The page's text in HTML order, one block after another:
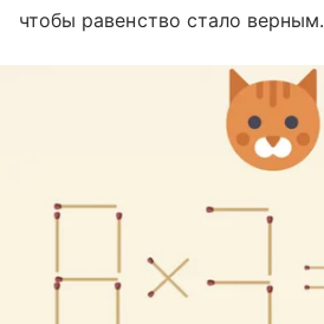
чтобы равенство стало верным.